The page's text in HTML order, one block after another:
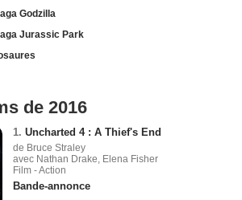
Godzilla
Jurassic Park
de 2016
1. Uncharted 4 : A Thief's End
de Bruce Straley
avec Nathan Drake, Elena Fisher
Film - Action
Bande-annonce